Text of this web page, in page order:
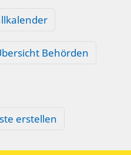
Behörden
erstellen